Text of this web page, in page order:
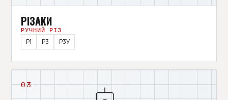
РІЗАКИ
РУЧНИЙ РІЗ
Р1
Р3 Р3У
03